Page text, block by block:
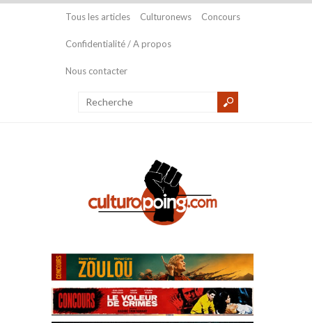
Tous les articles Culturonews Concours
Confidentialité / A propos
Nous contacter